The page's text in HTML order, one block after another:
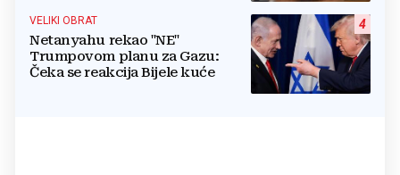
4
VELIKI OBRAT
Netanyahu rekao "NE"
Trumpovom planu za Gazu:
Čeka se reakcija Bijele kuće